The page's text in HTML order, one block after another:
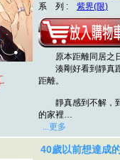
系 列 : 紫界(限)
原本距離同居之
湊剛好看到靜真跟
距離。
靜真感到不解，到
的家裡…
...更多
40歲以前想達成